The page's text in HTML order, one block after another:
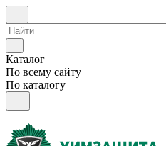
Каталог
По всему сайту
По каталогу